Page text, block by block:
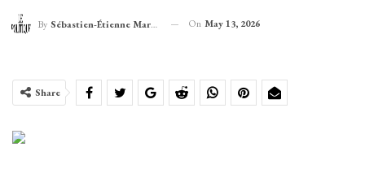
By Sébastien-Étienne Marechal On May 13, 2026
Share